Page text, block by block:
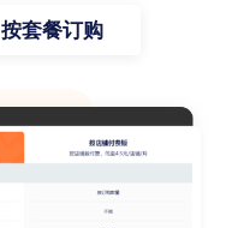
按套餐订购